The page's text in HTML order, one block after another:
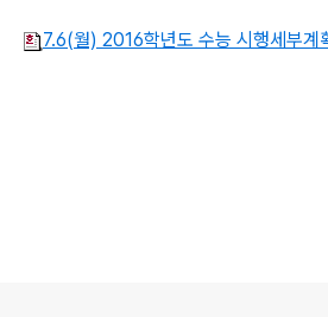
7.6(월) 2016학년도 수능 시행세부계